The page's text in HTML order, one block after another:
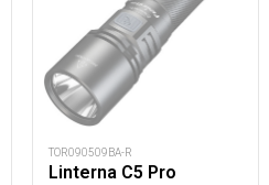
TOR090509BA-R
Linterna C5 Pro